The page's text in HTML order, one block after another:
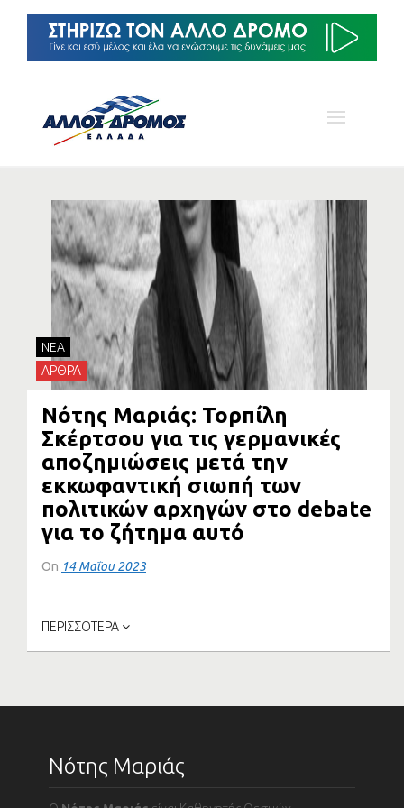
NEA
ΑΡΘΡΑ
Νότης Μαριάς: Τορπίλη
Σκέρτσου για τις γερμανικές
αποζημιώσεις μετά την
εκκωφαντική σιωπή των
πολιτικών αρχηγών στο debate
για το ζήτημα αυτό
On 14 Μαΐου 2023
ΠΕΡΙΣΣΟΤΕΡΑ
Νότης Μαριάς